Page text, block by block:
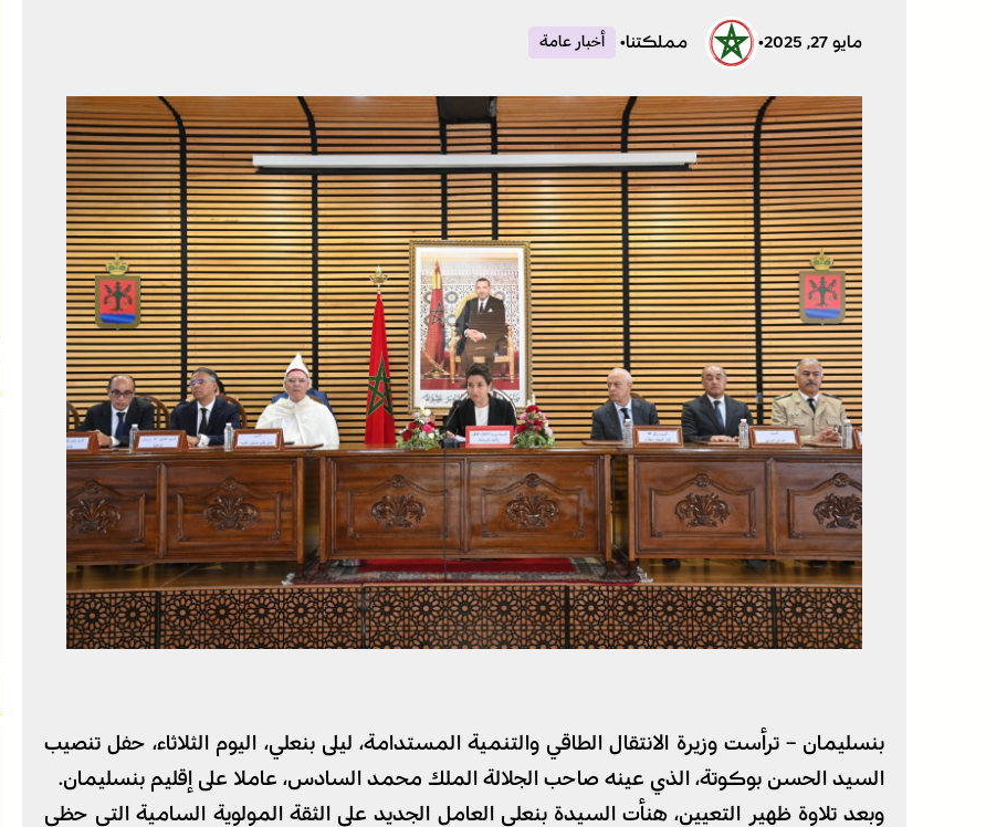
مايو 27, 2025 • مملكتنا• أخبار عامة
بنسليمان – ترأست وزيرة الانتقال الطاقي والتنمية المستدامة، ليلى بنعلي، اليوم الثلاثاء، حفل تنصيب
السيد الحسن بوكوتة، الذي عينه صاحب الجلالة الملك محمد السادس، عاملا على إقليم بنسليمان.
وبعد تلاوة ظهير التعيين، هنأت السيدة بنعلي العامل الجديد على الثقة المولوية السامية التي حظي